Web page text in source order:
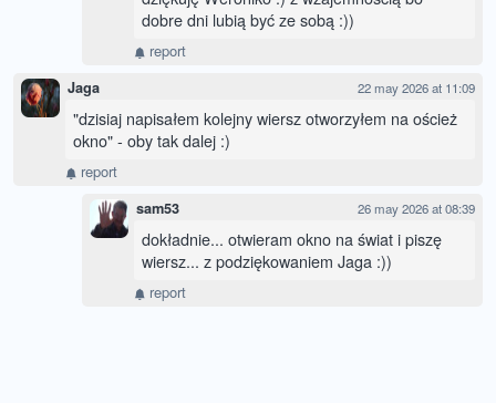
dobre dni lubią być ze sobą :))
report
Jaga 22 may 2026 at 11:09
"dzisiaj napisałem kolejny wiersz otworzyłem na oścież
okno" - oby tak dalej :)
report
sam53 26 may 2026 at 08:39
dokładnie... otwieram okno na świat i piszę
wiersz... z podziękowaniem Jaga :))
report